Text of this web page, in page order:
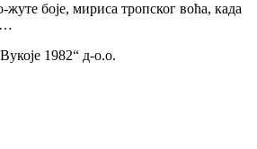
боје, мириса тропског воћа, када
1982“ д-о.о.